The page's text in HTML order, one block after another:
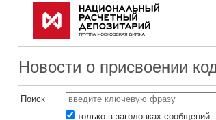
Новости о присвоении
Поиск
только в заголовках сообщений